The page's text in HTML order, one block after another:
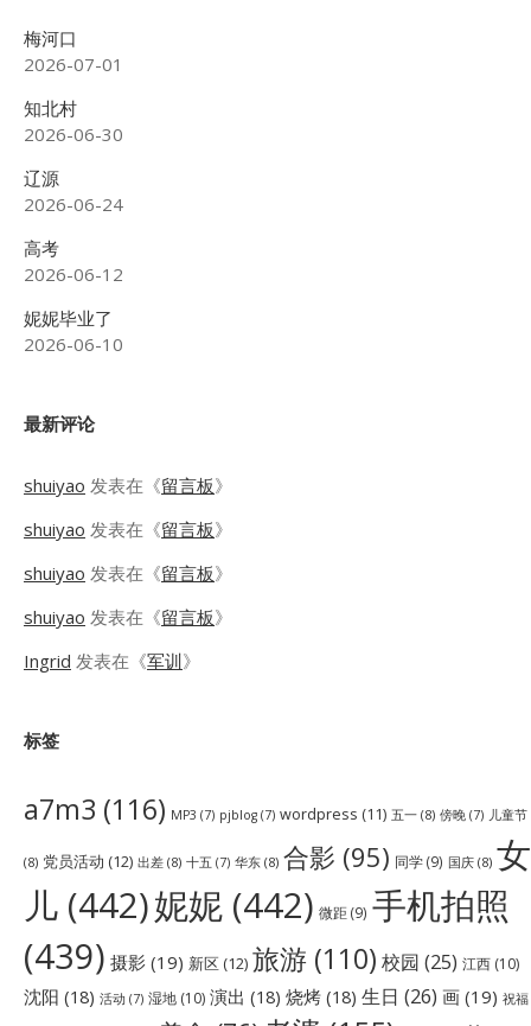
梅河口
2026-07-01
知北村
2026-06-30
辽源
2026-06-24
高考
2026-06-12
妮妮毕业了
2026-06-10
最新评论
shuiyao 发表在《留言板》
shuiyao 发表在《留言板》
shuiyao 发表在《留言板》
shuiyao 发表在《留言板》
Ingrid 发表在《军训》
标签
a7m3 (116) MP3 (7) pjblog (7) wordpress (11) 五一 (8) 傍晚 (7) 儿童节
(8) 党员活动 (12) 出差 (8) 十五 (7) 华东 (8) 合影 (95) 同学(9) 国庆 (8) 女
儿 (442)妮妮 (442) 微距(9) 手机拍照
(439) 摄影 (19) 新区 (12) 旅游 (110) 校园 (25) 江西 (10)
沈阳 (18) 活动 (7) 湿地 (10) 演出 (18) 烧烤 (18) 生日 (26) 画 (19) 祝福